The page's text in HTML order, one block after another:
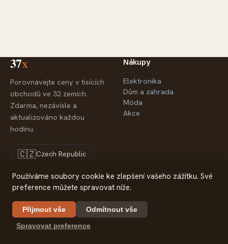
37x
Porovnávejte ceny v tisících
obchodů ve 32 zemích.
Zdarma, nezávisle a
aktualizováno každou
hodinu.
🇨🇿Czech Republic
Nákupy
Elektronika
Dům a zahrada
Móda
Akce
Společnost
O nás
Partneři
Kontakt
Právní informace
Ochrana soukromí
Používáme soubory cookie ke zlepšení vašeho zážitku. Své
preference můžete spravovat níže.
Přijmout vše
Odmítnout vše
Spravovat preference